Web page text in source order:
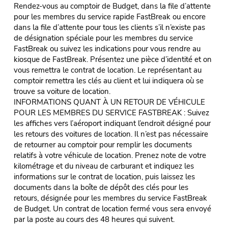
Rendez-vous au comptoir de Budget, dans la file d’attente
pour les membres du service rapide FastBreak ou encore
dans la file d’attente pour tous les clients s’il n’existe pas
de désignation spéciale pour les membres du service
FastBreak ou suivez les indications pour vous rendre au
kiosque de FastBreak. Présentez une pièce d’identité et on
vous remettra le contrat de location. Le représentant au
comptoir remettra les clés au client et lui indiquera où se
trouve sa voiture de location.
INFORMATIONS QUANT À UN RETOUR DE VÉHICULE
POUR LES MEMBRES DU SERVICE FASTBREAK : Suivez
les affiches vers l’aéroport indiquant l’endroit désigné pour
les retours des voitures de location. Il n’est pas nécessaire
de retourner au comptoir pour remplir les documents
relatifs à votre véhicule de location. Prenez note de votre
kilométrage et du niveau de carburant et indiquez les
informations sur le contrat de location, puis laissez les
documents dans la boîte de dépôt des clés pour les
retours, désignée pour les membres du service FastBreak
de Budget. Un contrat de location fermé vous sera envoyé
par la poste au cours des 48 heures qui suivent.